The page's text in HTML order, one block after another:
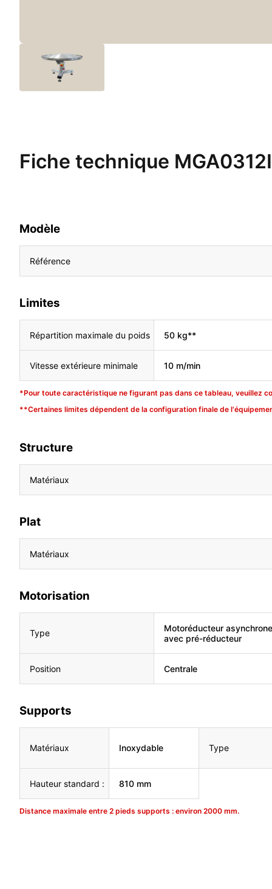
Fiche technique
Modèle
Référence
Limites
Répartition maximale du poids 50 kg**
Vitesse extérieure minimale 10 m/min
*Pour toute caractéristique ne figurant pas dans ce tableau, veuillez
**Certaines limites dépendent de la configuration finale de
Structure
Matériaux
Plat
Matériaux
Motorisation
Type
Motoréducteur asynchrone
avec pré-réducteur
Position Centrale
Supports
Matériaux Inoxydable Type
Hauteur standard : 810 mm
Distance maximale entre 2 pieds supports : environ 2000 mm.